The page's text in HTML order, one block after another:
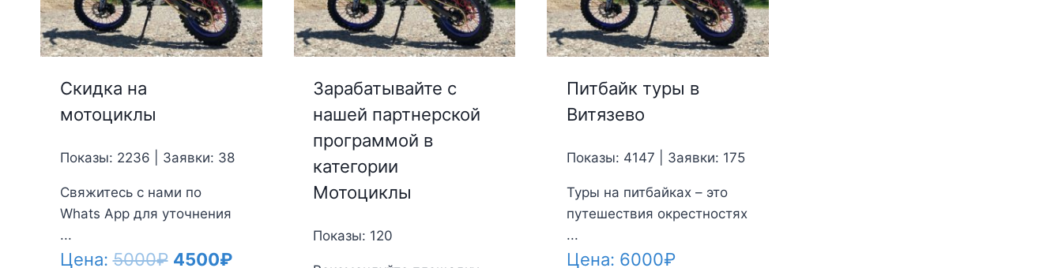
Скидка на
мотоциклы
Показы: 2236 | Заявки: 38
Свяжитесь с нами по
Whats App для уточнения
...
Цена:5000₽ Первоначальная
4500₽Текущая
Зарабатывайте с
нашей партнерской
программой в
категории
Мотоциклы
Показы: 120
Питбайк туры в
Витязево
Показы: 4147 | Заявки: 175
Туры на питбайках – это
путешествия окрестностях
...
Цена: 6000₽